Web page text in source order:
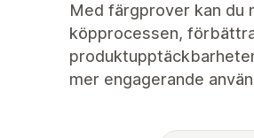
Med färgprover kan du
köpprocessen,
mer engagerande